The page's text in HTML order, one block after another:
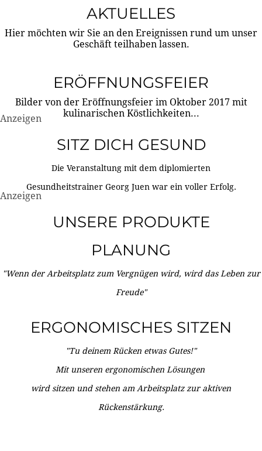
AKTUELLES
Hier möchten wir Sie an den Ereignissen rund um unser
Geschäft teilhaben lassen.
ERÖFFNUNGSFEIER
Bilder von der Eröffnungsfeier im Oktober 2017 mit
kulinarischen Köstlichkeiten...
Anzeigen
SITZ DICH GESUND
Die Veranstaltung mit dem diplomierten
Gesundheitstrainer Georg Juen war ein voller Erfolg.
Anzeigen
UNSERE PRODUKTE
PLANUNG
"Wenn der Arbeitsplatz zum Vergnügen wird, wird das Leben zur
Freude"
ERGONOMISCHES SITZEN
"Tu deinem Rücken etwas Gutes!"
Mit unseren ergonomischen Lösungen
wird sitzen und stehen am Arbeitsplatz zur aktiven
Rückenstärkung.